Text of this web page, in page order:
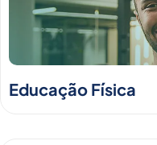
Educação Física